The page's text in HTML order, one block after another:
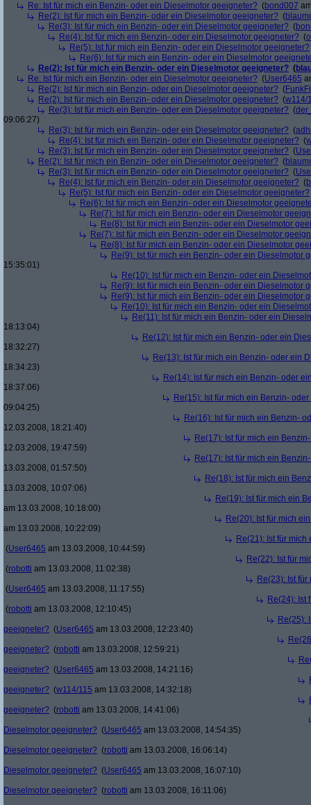
Re: Ist für mich ein Benzin- oder ein Dieselmotor geeigneter? (bond007
Re(2): Ist für mich ein Benzin- oder ein Dieselmotor geeigneter? (
Re(3): Ist für mich ein Benzin- oder ein Dieselmotor geeigneter? (
Re(4): Ist für mich ein Benzin- oder ein Dieselmotor geeigneter? (
Re(5): Ist für mich ein Benzin- oder ein Dieselmotor geeigneter?
Re(6): Ist für mich ein Benzin- oder ein Dieselmotor
Re(2): Ist für mich ein Benzin- oder ein Dieselmotor geeigneter? (
Re: Ist für mich ein Benzin- oder ein Dieselmotor geeigneter? (User6465
Re(2): Ist für mich ein Benzin- oder ein Dieselmotor geeigneter? (
Re(2): Ist für mich ein Benzin- oder ein Dieselmotor geeigneter? (w114/
Re(3): Ist für mich ein Benzin- oder ein Dieselmotor geeigneter? (
09:06:27)
Re(3): Ist für mich ein Benzin- oder ein Dieselmotor geeigneter? (
Re(4): Ist für mich ein Benzin- oder ein Dieselmotor geeigneter? (
Re(3): Ist für mich ein Benzin- oder ein Dieselmotor geeigneter? (
Re(2): Ist für mich ein Benzin- oder ein Dieselmotor geeigneter? (
Re(3): Ist für mich ein Benzin- oder ein Dieselmotor geeigneter? (
Re(4): Ist für mich ein Benzin- oder ein Dieselmotor geeigneter? (
Re(5): Ist für mich ein Benzin- oder ein Dieselmotor geeigneter?
Re(6): Ist für mich ein Benzin- oder ein Dieselmotor
Re(7): Ist für mich ein Benzin- oder ein Dieselmotor
Re(8): Ist für mich ein Benzin- oder ein Dieselmotor
Re(7): Ist für mich ein Benzin- oder ein Dieselmotor
Re(8): Ist für mich ein Benzin- oder ein Dieselmotor
Re(9): Ist für mich ein Benzin- oder ein Dieselmotor
15:35:01)
Re(10): Ist für mich ein Benzin- oder ein
Re(9): Ist für mich ein Benzin- oder ein Dieselmotor
Re(9): Ist für mich ein Benzin- oder ein Dieselmotor
Re(10): Ist für mich ein Benzin- oder ein
Re(11): Ist für mich ein Benzin- oder ein
18:13:04)
Re(12): Ist für mich ein Benzin- oder ein
18:32:27)
Re(13): Ist für mich ein Benzin- oder ein
18:34:23)
Re(14): Ist für mich ein Benzin- oder
18:37:06)
Re(15): Ist für mich ein Benzin-
09:04:25)
Re(16): Ist für mich ein Benzin-
12.03.2008, 18:21:40)
Re(17): Ist für mich ein
12.03.2008, 19:47:59)
Re(17): Ist für mich ein
13.03.2008, 01:57:50)
Re(18): Ist für mich ein
13.03.2008, 10:07:06)
Re(19): Ist für mich ein
am 13.03.2008, 10:18:00)
Re(20): Ist für mich
am 13.03.2008, 10:22:09)
Re(21): Ist für
(User6465 am 13.03.2008, 10:44:59)
Re(22): Ist für
(robotti am 13.03.2008, 11:02:38)
Re(23): Ist
(User6465 am 13.03.2008, 11:17:55)
Re(24): Ist
(robotti am 13.03.2008, 12:10:45)
Re(25):
geeigneter? (User6465 am 13.03.2008, 12:23:40)
geeigneter? (robotti am 13.03.2008, 12:59:21)
geeigneter? (User6465 am 13.03.2008, 14:21:16)
geeigneter? (w114/115 am 13.03.2008, 14:32:18)
geeigneter? (robotti am 13.03.2008, 14:41:06)
Dieselmotor geeigneter? (User6465 am 13.03.2008, 14:54:35)
Dieselmotor geeigneter? (robotti am 13.03.2008, 16:06:14)
Dieselmotor geeigneter? (User6465 am 13.03.2008, 16:07:10)
Dieselmotor geeigneter? (robotti am 13.03.2008, 16:11:06)